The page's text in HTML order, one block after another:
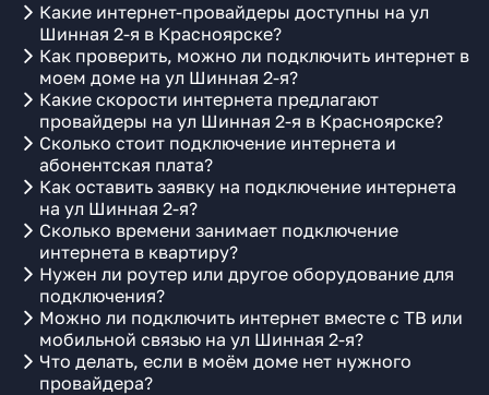
Какие интернет-провайдеры доступны на ул
Шинная 2-я в Красноярске?
Как проверить, можно ли подключить интернет в
моем доме на ул Шинная 2-я?
Какие скорости интернета предлагают
провайдеры на ул Шинная 2-я в Красноярске?
Сколько стоит подключение интернета и
абонентская плата?
Как оставить заявку на подключение интернета
на ул Шинная 2-я?
Сколько времени занимает подключение
интернета в квартиру?
Нужен ли роутер или другое оборудование для
подключения?
Можно ли подключить интернет вместе с ТВ или
мобильной связью на ул Шинная 2-я?
Что делать, если в моём доме нет нужного
провайдера?